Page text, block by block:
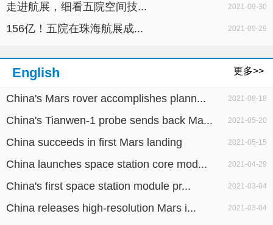
走进航展，细看五院空间技... 2021-09-30
156亿！五院在珠海航展成... 2021-09-29
English 更多>>
China's Mars rover accomplishes plann... 2021-08-18
China's Tianwen-1 probe sends back Ma... 2021-05-20
China succeeds in first Mars landing 2021-05-15
China launches space station core mod... 2021-04-29
China's first space station module pr... 2021-03-04
China releases high-resolution Mars i... 2021-03-04